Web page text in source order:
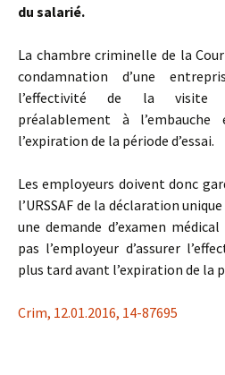
du salarié.
La chambre criminelle de la
condamnation d’une
l’effectivité de la visite
préalablement à
l’expiration de la période d’essai.
Les employeurs doivent donc
l’URSSAF de la déclaration
une demande d’examen
pas l’employeur d’assurer
plus tard avant l’expiration de la
Crim, 12.01.2016, 14-87695